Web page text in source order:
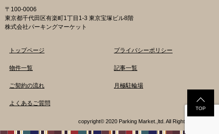
〒100-0006
東京都千代田区有楽町1丁目1-3 東京宝塚ビル8階
株式会社パーキングマーケット
トップページ
物件一覧
ご契約の流れ
よくあるご質問
プライバシーポリシー
記事一覧
月極駐輪場
copyright© 2020 Parking Market.,ltd. All Rights Reserved.
TOP